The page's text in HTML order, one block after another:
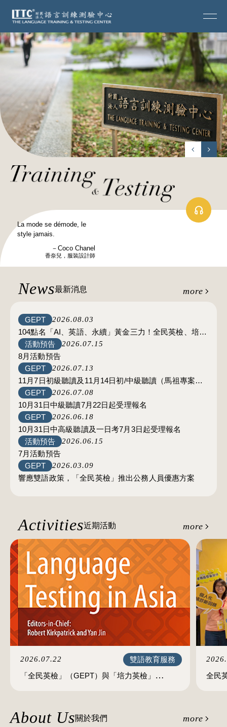
La mode se démode, le
style jamais.
－Coco Chanel
香奈兒，服裝設計師
News最新消息 more
2026.08.03
GEPT
104點名「AI、英語、永續」黃金三力！全民英檢、培力
英檢助攻求職履歷2026.07.15
活動預告
8月活動預告
2026.07.13
GEPT
11月7日初級聽讀及11月14日初/中級聽讀（馬祖專案）7
月29日起受理報名
2026.07.08
GEPT
10月31日中級聽讀7月22日起受理報名
2026.06.18
GEPT
10月31日中高級聽讀及一日考7月3日起受理報名
2026.06.15
活動預告
7月活動預告
2026.03.09
GEPT
響應雙語政策，「全民英檢」推出公務人員優惠方案
Activities近期活動 more
2026.07.22
雙語教育服務
「全民英檢」（GEPT）與「培力英檢」
全民
About Us關於我們 more